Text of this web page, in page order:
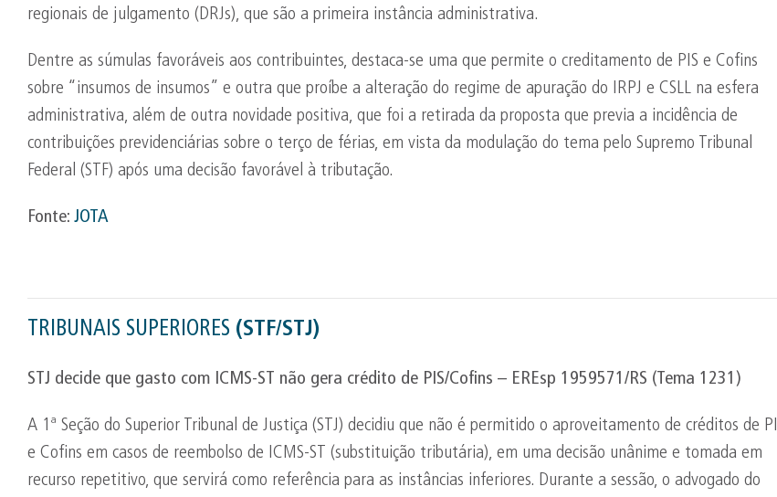
regionais de julgamento (DRJs), que são a primeira instância administrativa.
Dentre as súmulas favoráveis aos contribuintes, destaca-se uma que permite o creditamento de PIS e Cofins
sobre “insumos de insumos” e outra que proíbe a alteração do regime de apuração do IRPJ e CSLL na esfera
administrativa, além de outra novidade positiva, que foi a retirada da proposta que previa a incidência de
contribuições previdenciárias sobre o terço de férias, em vista da modulação do tema pelo Supremo Tribunal
Federal (STF) após uma decisão favorável à tributação.
Fonte: JOTA
TRIBUNAIS SUPERIORES (STF/STJ)
STJ decide que gasto com ICMS-ST não gera crédito de PIS/Cofins – EREsp 1959571/RS (Tema 1231)
A 1ª Seção do Superior Tribunal de Justiça (STJ) decidiu que não é permitido o aproveitamento de créditos de
e Cofins em casos de reembolso de ICMS-ST (substituição tributária), em uma decisão unânime e tomada em
recurso repetitivo, que servirá como referência para as instâncias inferiores. Durante a sessão, o advogado do